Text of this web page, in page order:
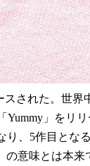
された。世界
Yummy」をリ
り、5作目とな
の意味とは本